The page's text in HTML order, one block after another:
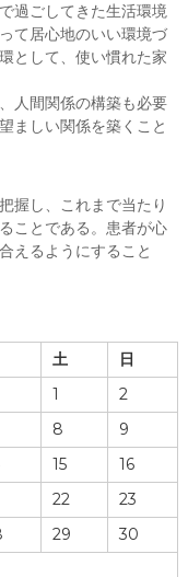
過ごしてきた生活環境
て居心地のいい環境づ
として、使い慣れた家
人間関係の構築も必要
ましい関係を築くこと
握し、これまで当たり
ことである。患者が心
えるようにすること
土
日
1
2
8
9
15
16
22
23
29
30